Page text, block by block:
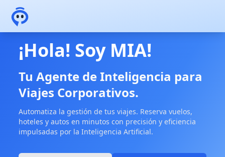
¡Hola! Soy MIA!
Tu Agente de Inteligencia para
Viajes Corporativos.
Automatiza la gestión de tus viajes. Reserva vuelos,
hoteles y autos en minutos con precisión y eficiencia
impulsadas por la Inteligencia Artificial.